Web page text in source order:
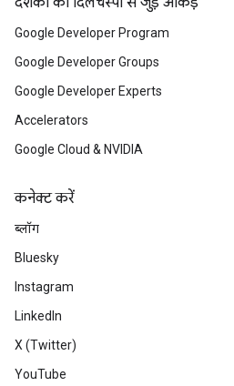
Google Developer Program
Google Developer Groups
Google Developer Experts
Accelerators
Google Cloud & NVIDIA
कनेक्ट करें
ब्लॉग
Bluesky
Instagram
LinkedIn
X (Twitter)
YouTube